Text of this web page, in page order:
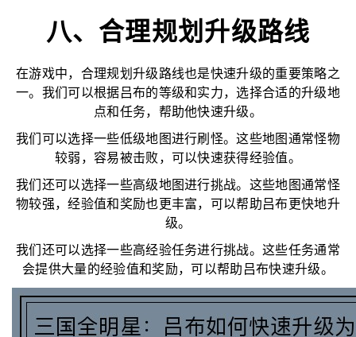
八、合理规划升级路线
在游戏中，合理规划升级路线也是快速升级的重要策略之
一。我们可以根据吕布的等级和实力，选择合适的升级地
点和任务，帮助他快速升级。
我们可以选择一些低级地图进行刷怪。这些地图通常怪物
较弱，容易被击败，可以快速获得经验值。
我们还可以选择一些高级地图进行挑战。这些地图通常怪
物较强，经验值和奖励也更丰富，可以帮助吕布更快地升
级。
我们还可以选择一些高经验任务进行挑战。这些任务通常
会提供大量的经验值和奖励，可以帮助吕布快速升级。